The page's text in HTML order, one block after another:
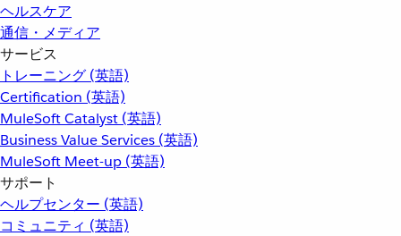
ヘルスケア
通信・メディア
サービス
トレーニング (英語)
Certification (英語)
MuleSoft Catalyst (英語)
Business Value Services (英語)
MuleSoft Meet-up (英語)
サポート
ヘルプセンター (英語)
コミュニティ (英語)